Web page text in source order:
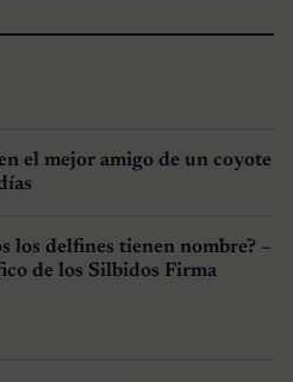
el mejor amigo de un coyote
los delfines tienen nombre? –
de los Silbidos Firma